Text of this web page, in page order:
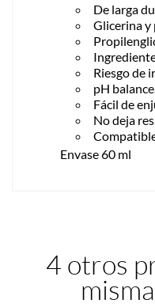
De larga
Glicerina y
Riesgo de
pH
Fácil de
No deja
Envase 60 ml
4 otros